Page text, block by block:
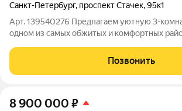
Санкт-Петербург, проспект Стачек,95к1
Арт. 139540276 Предлагаем уютную 3-
одном из самых обжитых и комфортных
у каждого члена семьи будет свой уголок
или учебы. Идеальное
Позвонить
8 900 000 ₽